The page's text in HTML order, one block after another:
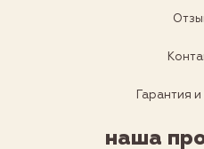
Гарантия
наша